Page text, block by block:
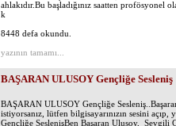
ahlakıdır.Bu başladığınız saatten profösyonel
k
8448 defa okundu.
yazının tamamı...
BAŞARAN ULUSOY Gençliğe Sesleniş
BAŞARAN ULUSOY Gençliğe
istiyorsanız, lütfen bilgisayarınızın sesini
Gençliğe SeslenişBen Başaran Ulusoy,